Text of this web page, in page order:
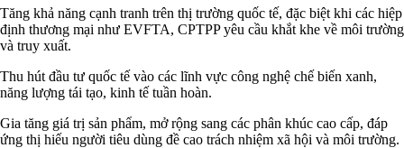
Tăng khả năng cạnh tranh trên thị trường quốc tế, đặc biệt khi các hiệp
định thương mại như EVFTA, CPTPP yêu cầu khắt khe về môi trường
và truy xuất.
Thu hút đầu tư quốc tế vào các lĩnh vực công nghệ chế biến xanh,
năng lượng tái tạo, kinh tế tuần hoàn.
Gia tăng giá trị sản phẩm, mở rộng sang các phân khúc cao cấp, đáp
ứng thị hiếu người tiêu dùng đề cao trách nhiệm xã hội và môi trường.